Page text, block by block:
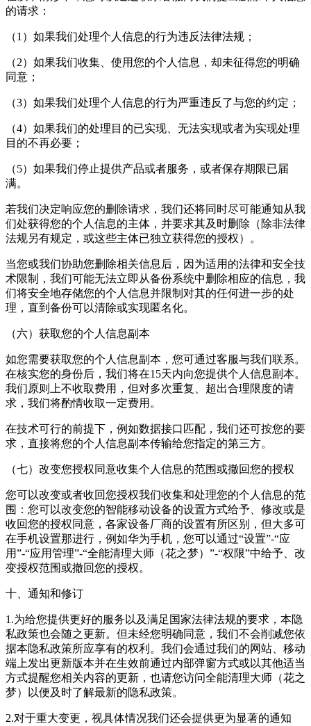
的请求：
（1）如果我们处理个人信息的行为违反法律法规；
（2）如果我们收集、使用您的个人信息，却未征得您的明确
同意；
（3）如果我们处理个人信息的行为严重违反了与您的约定；
（4）如果我们的处理目的已实现、无法实现或者为实现处理
目的不再必要；
（5）如果我们停止提供产品或者服务，或者保存期限已届
满。
若我们决定响应您的删除请求，我们还将同时尽可能通知从我
们处获得您的个人信息的主体，并要求其及时删除（除非法律
法规另有规定，或这些主体已独立获得您的授权）。
当您或我们协助您删除相关信息后，因为适用的法律和安全技
术限制，我们可能无法立即从备份系统中删除相应的信息，我
们将安全地存储您的个人信息并限制对其的任何进一步的处
理，直到备份可以清除或实现匿名化。
（六）获取您的个人信息副本
如您需要获取您的个人信息副本，您可通过客服与我们联系。
在核实您的身份后，我们将在15天内向您提供个人信息副本。
我们原则上不收取费用，但对多次重复、超出合理限度的请
求，我们将酌情收取一定费用。
在技术可行的前提下，例如数据接口匹配，我们还可按您的要
求，直接将您的个人信息副本传输给您指定的第三方。
（七）改变您授权同意收集个人信息的范围或撤回您的授权
您可以改变或者收回您授权我们收集和处理您的个人信息的范
围：您可以改变您的智能移动设备的设置方式给予、修改或是
收回您的授权同意，各家设备厂商的设置有所区别，但大多可
在手机设置那进行，例如华为手机，您可以通过“设置”-“应
用”-“应用管理”-“全能清理大师（花之梦）”-“权限”中给予、改
变授权范围或撤回您的授权。
十、通知和修订
1.为给您提供更好的服务以及满足国家法律法规的要求，本隐
私政策也会随之更新。但未经您明确同意，我们不会削减您依
据本隐私政策所应享有的权利。我们会通过我们的网站、移动
端上发出更新版本并在生效前通过内部弹窗方式或以其他适当
方式提醒您相关内容的更新，也请您访问全能清理大师（花之
梦）以便及时了解最新的隐私政策。
2.对于重大变更，视具体情况我们还会提供更为显著的通知